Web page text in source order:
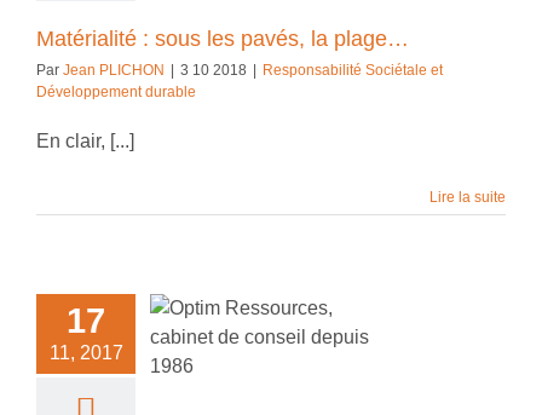
Matérialité : sous les pavés, la plage…
Par Jean PLICHON 3 10 2018
Responsabilité Sociétale et
Développement durable
En clair, [...]
Lire la suite
17
11, 2017
ne pas être,
: that is the
!
Opérationnelle